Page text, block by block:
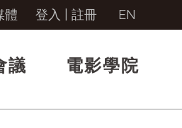
體 登入 註冊 EN
議 電影學院